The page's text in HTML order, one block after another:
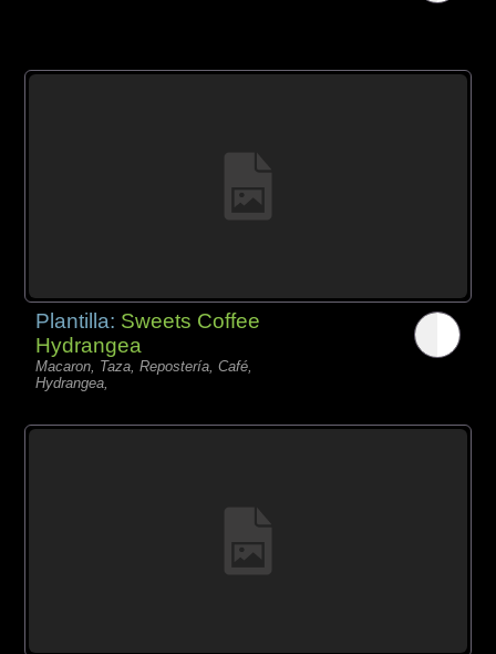
Plantilla: Sweets Coffee
Hydrangea
Macaron, Taza, Repostería, Café,
Hydrangea,